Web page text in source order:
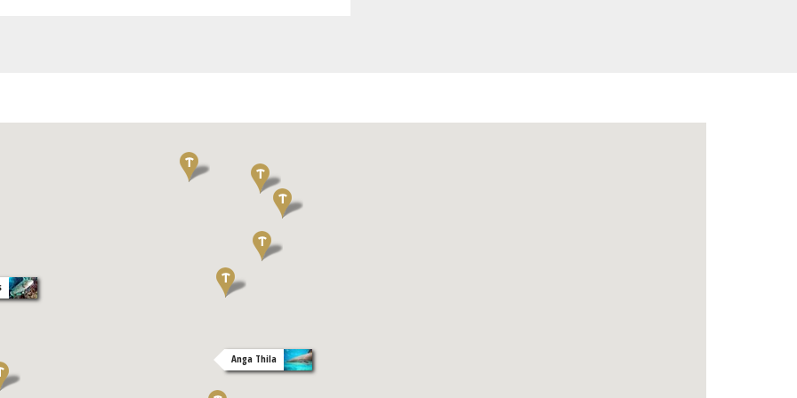
Anga Thila